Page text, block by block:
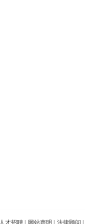
人才招聘 网站声明 法律顾问